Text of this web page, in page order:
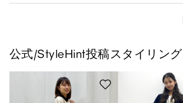
公式/StyleHint投稿スタイリング